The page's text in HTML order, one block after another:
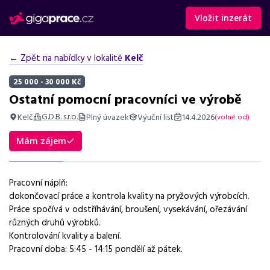
Vložit inzerát
← Zpět na nabídky v lokalitě Kelč
25 000 - 30 000 Kč
Ostatní pomocní pracovníci ve výrobě
Kelč G.D.B. s.r.o. Plný úvazek Výuční list 14.4.2026(volné od)
Shrnutí nabídky
Práce ve výrobě v Kelči, kontrola kvality a balení, mzda 25 000 -
Základní informace
Pozice
Ostatní pomocní pracovníci ve výrobě
Mám zájem
Pracovní náplň:
dokončovací práce a kontrola kvality na pryžových výrobcích.
Práce spočívá v odstříhávání, broušení, vysekávání, ořezávání
různých druhů výrobků.
Kontrolování kvality a balení.
Pracovní doba: 5:45 - 14:15 pondělí až pátek.